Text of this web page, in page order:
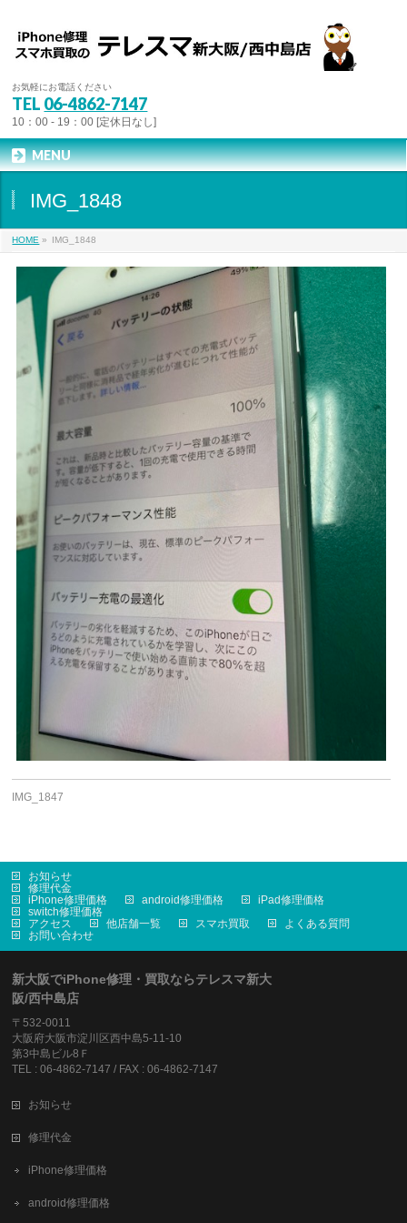
お気軽にお電話ください
TEL 06-4862-7147
10：00 - 19：00 [定休日なし]
MENU
IMG_1848
HOME » IMG_1848
IMG_1847
お知らせ
修理代金
iPhone修理価格
android修理価格
iPad修理価格
switch修理価格
アクセス
他店舗一覧 スマホ買取
よくある質問
お問い合わせ
新大阪でiPhone修理・買取ならテレスマ新大
阪/西中島店
〒532-0011
大阪府大阪市淀川区西中島5-11-10
第3中島ビル8Ｆ
TEL : 06-4862-7147 / FAX : 06-4862-7147
お知らせ
修理代金
iPhone修理価格
android修理価格